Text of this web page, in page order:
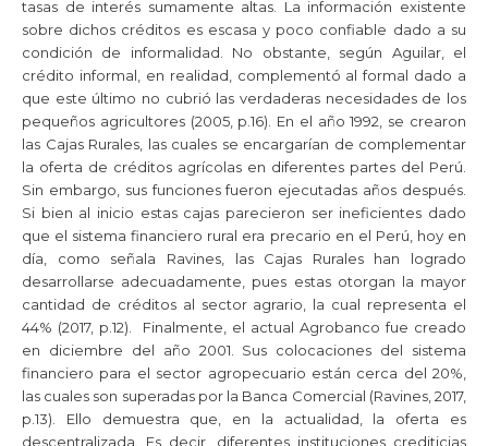
tasas de interés sumamente altas. La información existente
sobre dichos créditos es escasa y poco confiable dado a su
condición de informalidad. No obstante, según Aguilar, el
crédito informal, en realidad, complementó al formal dado a
que este último no cubrió las verdaderas necesidades de los
pequeños agricultores (2005, p.16). En el año 1992, se crearon
las Cajas Rurales, las cuales se encargarían de complementar
la oferta de créditos agrícolas en diferentes partes del Perú.
Sin embargo, sus funciones fueron ejecutadas años después.
Si bien al inicio estas cajas parecieron ser ineficientes dado
que el sistema financiero rural era precario en el Perú, hoy en
día, como señala Ravines, las Cajas Rurales han logrado
desarrollarse adecuadamente, pues estas otorgan la mayor
cantidad de créditos al sector agrario, la cual representa el
44% (2017, p.12). Finalmente, el actual Agrobanco fue creado
en diciembre del año 2001. Sus colocaciones del sistema
financiero para el sector agropecuario están cerca del 20%,
las cuales son superadas por la Banca Comercial (Ravines, 2017,
p.13). Ello demuestra que, en la actualidad, la oferta es
descentralizada. Es decir, diferentes instituciones crediticias